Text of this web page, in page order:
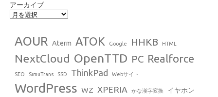
アーカイブ
AOUR Aterm ATOK Google HHKB HTML
NextCloud OpenTTD PC Realforce
SEO SimuTrans SSD ThinkPad Webサイト
WordPress WZ XPERIA かな漢字変換 イヤホン